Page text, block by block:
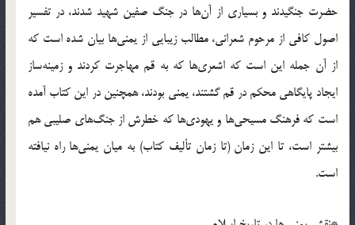
حضرت جنگیدند و بسیاری از آن‌ها در جنگ صفین شهید شدند،‌ در تفسیر
اصول کافی از مرحوم شعرانی، مطالب زیبایی از یمنی‌ها بیان شده است که
از آن جمله این است که اشعری‌ها که به قم مهاجرت کردند و زمینه‌ساز
ایجاد پایگاهی محکم در قم گشتند، یمنی بودند، همچنین در این کتاب آمده
است که فرهنگ مسیحی‌ها و یهودی‌ها که خطرش از جنگ‌های صلیبی هم
بیشتر است، تا این زمان (تا زمان تألیف کتاب) به میان یمنی‌ها راه نیافته
است.